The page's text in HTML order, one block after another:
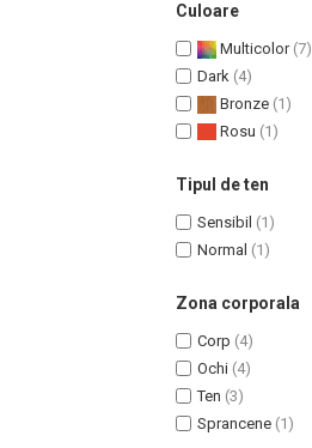
Masaj Facial si Drenaj Limfatic
Culoare
Multicolor (7)
Dark (4)
Bronze (1)
Rosu (1)
Tipul de ten
Sensibil (1)
Normal (1)
Zona corporala
Corp (4)
Ochi (4)
Ten (3)
Sprancene (1)